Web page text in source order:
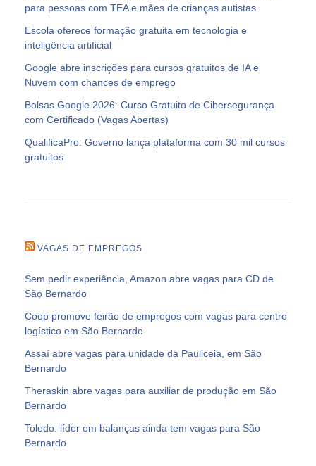
para pessoas com TEA e mães de crianças autistas
Escola oferece formação gratuita em tecnologia e
inteligência artificial
Google abre inscrições para cursos gratuitos de IA e
Nuvem com chances de emprego
Bolsas Google 2026: Curso Gratuito de Cibersegurança
com Certificado (Vagas Abertas)
QualificaPro: Governo lança plataforma com 30 mil cursos
gratuitos
VAGAS DE EMPREGOS
Sem pedir experiência, Amazon abre vagas para CD de
São Bernardo
Coop promove feirão de empregos com vagas para centro
logístico em São Bernardo
Assaí abre vagas para unidade da Pauliceia, em São
Bernardo
Theraskin abre vagas para auxiliar de produção em São
Bernardo
Toledo: líder em balanças ainda tem vagas para São
Bernardo